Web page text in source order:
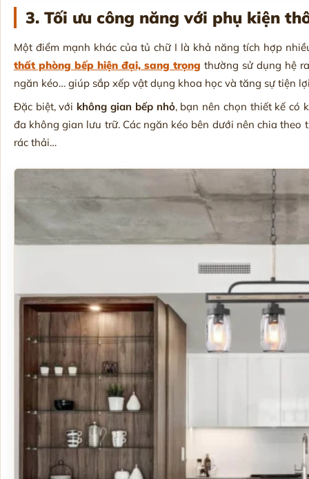
3. Tối ưu công năng với phụ kiện
Một điểm mạnh khác của tủ chữ I là khả năng tích hợp
thất phòng bếp hiện đại, sang trọng thường sử dụng hệ
ngăn kéo… giúp sắp xếp vật dụng khoa học và tăng sự tiện
Đặc biệt, với không gian bếp nhỏ, bạn nên chọn thiết kế có
đa không gian lưu trữ. Các ngăn kéo bên dưới nên chia
rác thải…